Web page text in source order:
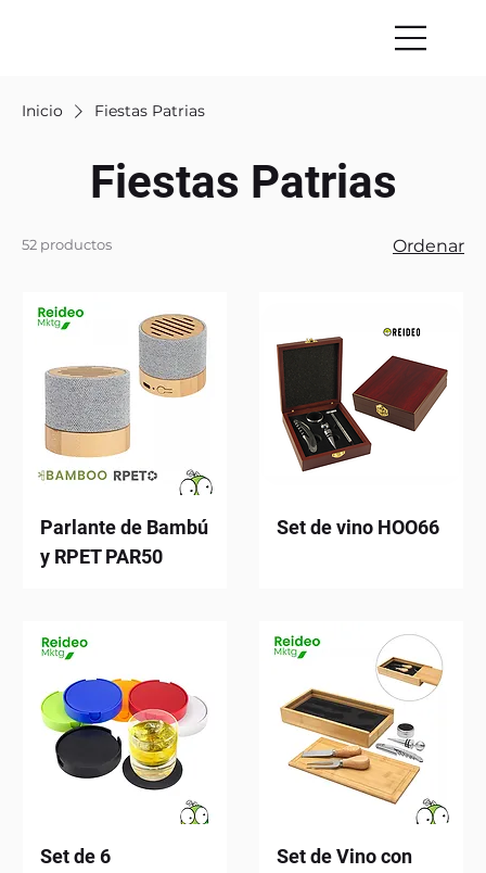
Inicio Fiestas Patrias
Fiestas Patrias
52 productos Ordenar
Parlante de Bambú
y RPET PAR50
Set de vino HOO66
Set de 6
Set de Vino con